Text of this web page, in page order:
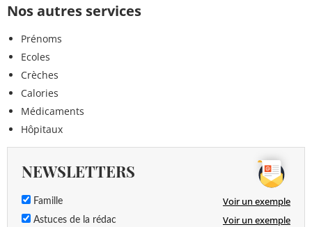
Nos autres services
Prénoms
Ecoles
Crèches
Calories
Médicaments
Hôpitaux
NEWSLETTERS
Famille Voir un exemple
Astuces de la rédac Voir un exemple